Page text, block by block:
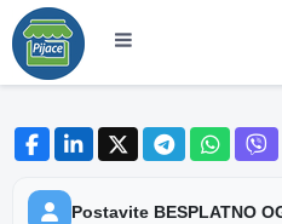
Postavite BESPLATNO